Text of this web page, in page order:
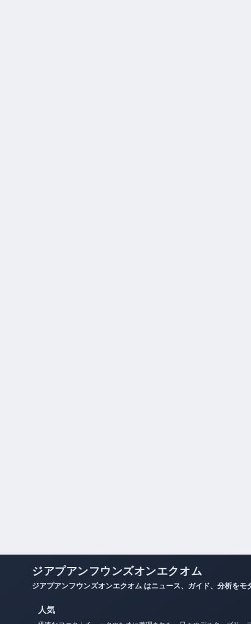
ジアプアンフウンズオンエクオム
ジアプアンフウンズオンエクオム はニュース、ガイド、分析を
人気